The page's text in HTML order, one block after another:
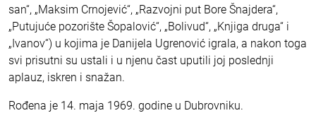
san“, „Maksim Crnojević“, „Razvojni put Bore Šnajdera“,
„Putujuće pozorište Šopalović“, „Bolivud“, „Knjiga druga“ i
„Ivanov“) u kojima je Danijela Ugrenović igrala, a nakon toga
svi prisutni su ustali i u njenu čast uputili joj poslednji
aplauz, iskren i snažan.
Rođena je 14. maja 1969. godine u Dubrovniku.